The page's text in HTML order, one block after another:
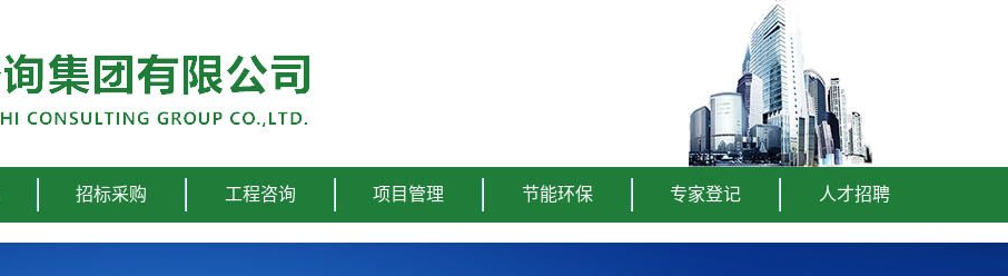
招标采购 工程咨询 项目管理 节能环保 专家登记 人才招聘